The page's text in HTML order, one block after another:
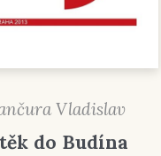
Vladislav
do Budína